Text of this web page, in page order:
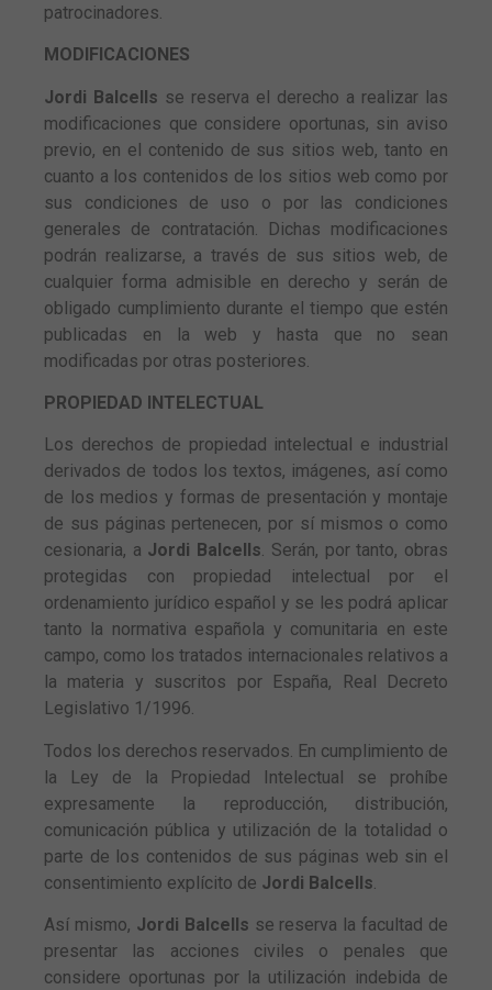
patrocinadores.
MODIFICACIONES
Jordi Balcells se reserva el derecho a realizar las
modificaciones que considere oportunas, sin aviso
previo, en el contenido de sus sitios web, tanto en
cuanto a los contenidos de los sitios web como por
sus condiciones de uso o por las condiciones
generales de contratación. Dichas modificaciones
podrán realizarse, a través de sus sitios web, de
cualquier forma admisible en derecho y serán de
obligado cumplimiento durante el tiempo que estén
publicadas en la web y hasta que no sean
modificadas por otras posteriores.
PROPIEDAD INTELECTUAL
Los derechos de propiedad intelectual e industrial
derivados de todos los textos, imágenes, así como
de los medios y formas de presentación y montaje
de sus páginas pertenecen, por sí mismos o como
cesionaria, a Jordi Balcells. Serán, por tanto, obras
protegidas con propiedad intelectual por el
ordenamiento jurídico español y se les podrá aplicar
tanto la normativa española y comunitaria en este
campo, como los tratados internacionales relativos a
la materia y suscritos por España, Real Decreto
Legislativo 1/1996.
Todos los derechos reservados. En cumplimiento de
la Ley de la Propiedad Intelectual se prohíbe
expresamente la reproducción, distribución,
comunicación pública y utilización de la totalidad o
parte de los contenidos de sus páginas web sin el
consentimiento explícito de Jordi Balcells
Así mismo, Jordi Balcells se reserva la facultad de
presentar las acciones civiles o penales que
considere oportunas por la utilización indebida de
mejorar la
funcionalidad
y estructura
de la web, en
base a cómo
se usa la
web.
Experiencia
Para que
nuestra web
visita. Si
rechaza estas
cookies,
funcionalidades
desaparecerán
de la web.
Marketing
Al compartir tus
intereses y
mientras visitas
nuestro sitio,
aumentas la
posibilidad de
ver contenido y
ofertas
personalizados.